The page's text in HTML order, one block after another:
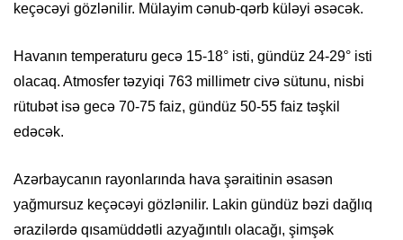
keçəcəyi gözlənilir. Mülayim cənub-qərb küləyi əsəcək.
Havanın temperaturu gecə 15-18° isti, gündüz 24-29° isti
olacaq. Atmosfer təzyiqi 763 millimetr civə sütunu, nisbi
rütubət isə gecə 70-75 faiz, gündüz 50-55 faiz təşkil
edəcək.
Azərbaycanın rayonlarında hava şəraitinin əsasən
yağmursuz keçəcəyi gözlənilir. Lakin gündüz bəzi dağlıq
ərazilərdə qısamüddətli azyağıntılı olacağı, şimşək